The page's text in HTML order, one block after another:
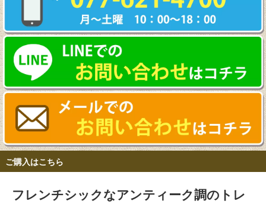
ご購入はこちら
フレンチシックなアンティーク調のトレ